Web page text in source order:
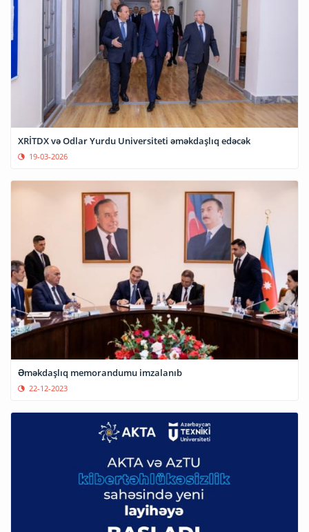
XRİTDX və Odlar Yurdu Universiteti əməkdaşlıq edəcək
19-03-2026
Əməkdaşlıq memorandumu imzalanıb
22-12-2023